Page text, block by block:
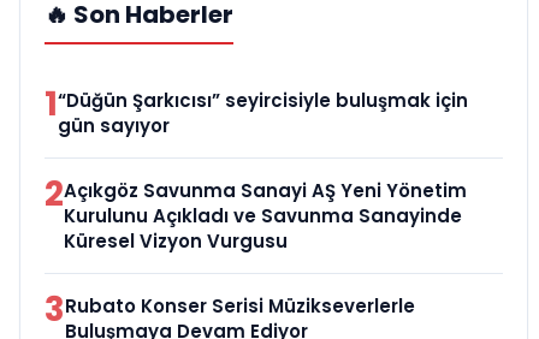
🔥 Son Haberler
1“Düğün Şarkıcısı” seyircisiyle buluşmak için
gün sayıyor
2Açıkgöz Savunma Sanayi AŞ Yeni Yönetim
Kurulunu Açıkladı ve Savunma Sanayinde
Küresel Vizyon Vurgusu
3Rubato Konser Serisi Müzikseverlerle
Buluşmaya Devam Ediyor